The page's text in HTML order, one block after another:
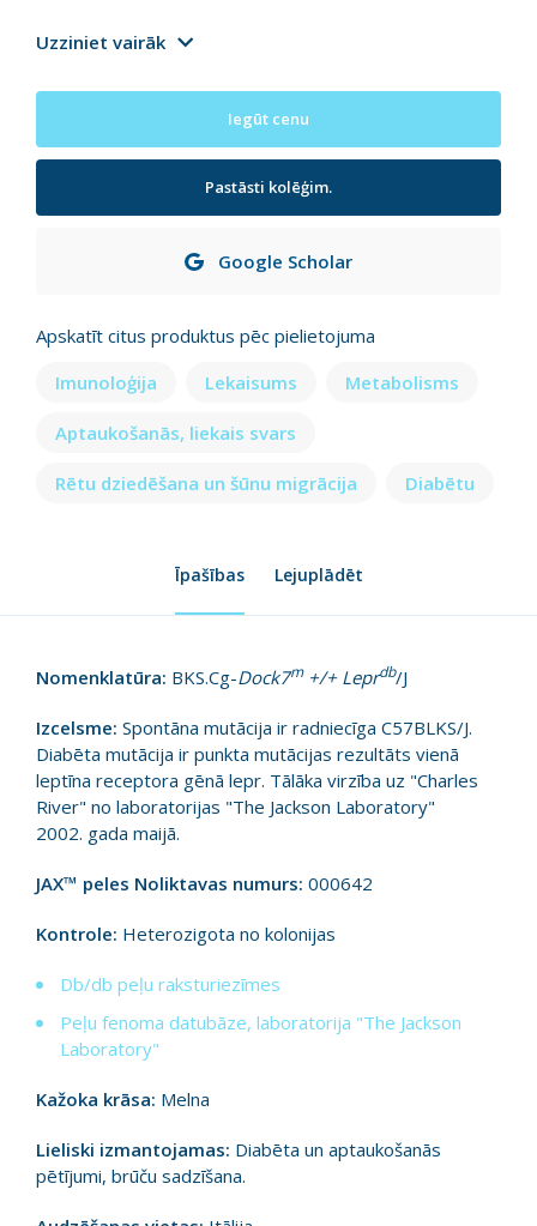
Uzziniet vairāk
Iegūt cenu
Pastāsti kolēģim.
Google Scholar
Apskatīt citus produktus pēc pielietojuma
Imunoloģija
Lekaisums Metabolisms
Aptaukošanās, liekais svars
Rētu dziedēšana un šūnu migrācija Diabētu
Īpašības Lejuplādēt
Nomenklatūra: BKS.Cg-Dock7m+/+ Leprdb/J
Izcelsme: Spontāna mutācija ir radniecīga C57BLKS/J.
Diabēta mutācija ir punkta mutācijas rezultāts vienā
leptīna receptora gēnā lepr. Tālāka virzība uz "Charles
River" no laboratorijas "The Jackson Laboratory"
2002. gada maijā.
JAX™ peles Noliktavas numurs: 000642
Kontrole: Heterozigota no kolonijas
Db/db peļu raksturiezīmes
Peļu fenoma datubāze, laboratorija "The Jackson
Laboratory"
Kažoka krāsa: Melna
Lieliski izmantojamas: Diabēta un aptaukošanās
pētījumi, brūču sadzīšana.